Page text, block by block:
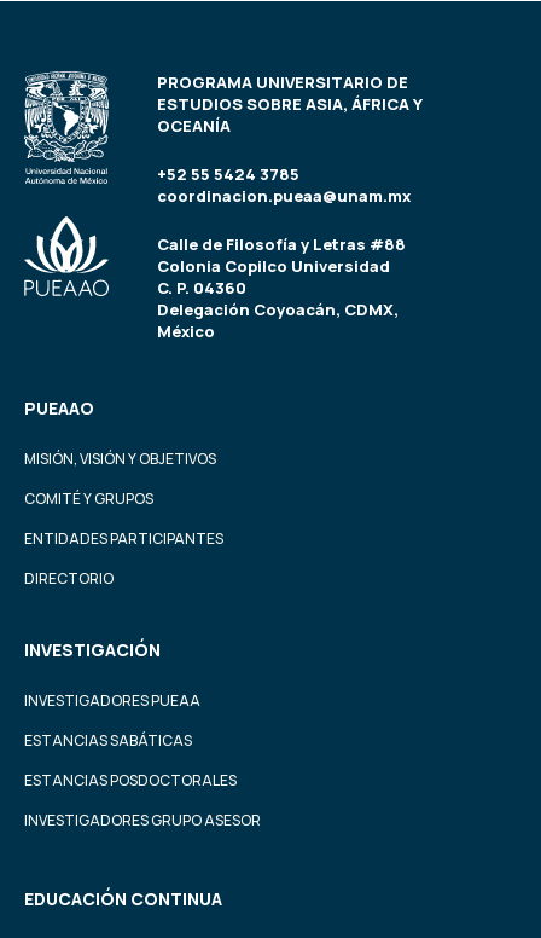
PROGRAMA UNIVERSITARIO DE
ESTUDIOS SOBRE ASIA, ÁFRICA Y
OCEANÍA
+52 55 5424 3785
coordinacion.pueaa@unam.mx
Calle de Filosofía y Letras #88
Colonia Copilco Universidad
C. P. 04360
Delegación Coyoacán, CDMX,
México
PUEAAO
MISIÓN, VISIÓN Y OBJETIVOS
COMITÉ Y GRUPOS
ENTIDADES PARTICIPANTES
DIRECTORIO
INVESTIGACIÓN
INVESTIGADORES PUEAA
ESTANCIAS SABÁTICAS
ESTANCIAS POSDOCTORALES
INVESTIGADORES GRUPO ASESOR
EDUCACIÓN CONTINUA